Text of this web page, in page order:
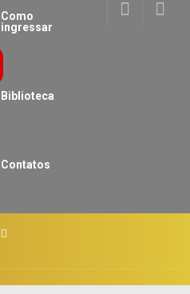
Como
ingressar
Biblioteca
Contatos